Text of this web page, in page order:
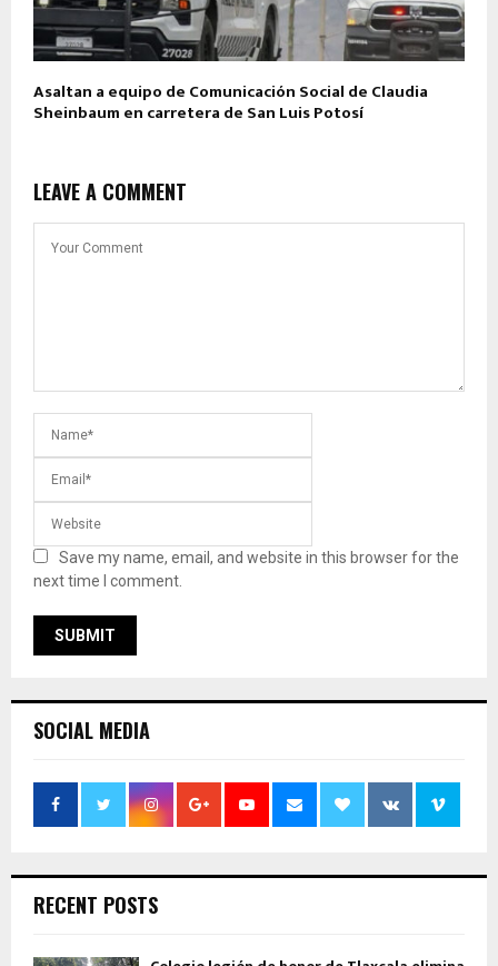
Asaltan a equipo de Comunicación Social de Claudia
Sheinbaum en carretera de San Luis Potosí
LEAVE A COMMENT
Save my name, email, and website in this browser for the
next time I comment.
SOCIAL MEDIA
RECENT POSTS